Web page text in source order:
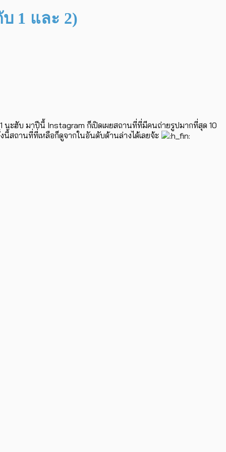
1 และ 2)
ะฮับ มาปีนี้ Instagram ก็เปิดเผยสถานที่ที่มีคนถ่ายรูปมากที่สุด 10
สถานที่ที่เหลือก็ดูจากในอันดับด้านล่างได้เลยจ้ะ